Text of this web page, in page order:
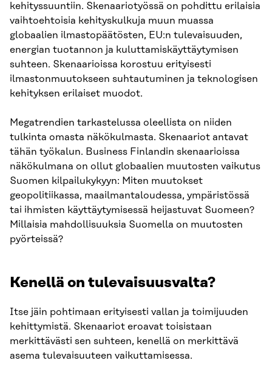
kehityssuuntiin. Skenaariotyössä on pohdittu erilaisia
vaihtoehtoisia kehityskulkuja muun muassa
globaalien ilmastopäätösten, EU:n tulevaisuuden,
energian tuotannon ja kuluttamiskäyttäytymisen
suhteen. Skenaarioissa korostuu erityisesti
ilmastonmuutokseen suhtautuminen ja teknologisen
kehityksen erilaiset muodot.
Megatrendien tarkastelussa oleellista on niiden
tulkinta omasta näkökulmasta. Skenaariot antavat
tähän työkalun. Business Finlandin skenaarioissa
näkökulmana on ollut globaalien muutosten vaikutus
Suomen kilpailukykyyn: Miten muutokset
geopolitiikassa, maailmantaloudessa, ympäristössä
tai ihmisten käyttäytymisessä heijastuvat Suomeen?
Millaisia mahdollisuuksia Suomella on muutosten
pyörteissä?
Kenellä on tulevaisuusvalta?
Itse jäin pohtimaan erityisesti vallan ja toimijuuden
kehittymistä. Skenaariot eroavat toisistaan
merkittävästi sen suhteen, kenellä on merkittävä
asema tulevaisuuteen vaikuttamisessa.